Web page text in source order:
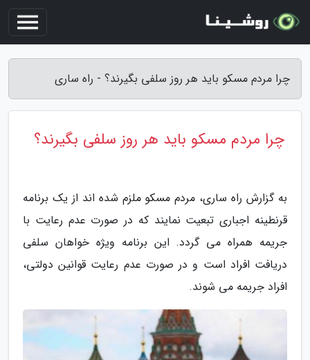
چرا مردم مسکو باید هر روز سلفی بگیرند؟ - راه ساری
چرا مردم مسکو باید هر روز سلفی بگیرند؟
به گزارش راه ساری، مردم مسکو ملزم شده اند از یک برنامه
قرنطینه اجباری تبعیت نمایند که در صورت عدم رعایت با
جریمه همراه می گردد. این برنامه ویژه خواهان سلفی
دریافت افراد است و در صورت عدم رعایت قوانین دولتی،
افراد جریمه می شوند.